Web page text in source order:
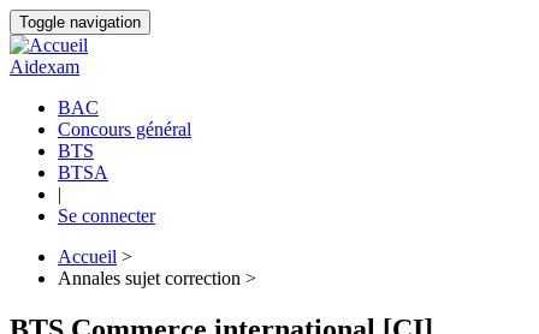
Aller
au
contenu
Toggle navigation
Aidexam
Navigation
principale
BAC
Concours général
BTS
BTSA
|
Se connecter
Fil
d'Ariane
Accueil >
Annales sujet correction >